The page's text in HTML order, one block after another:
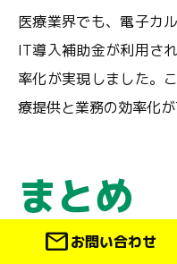
医療業界でも、電子カ
IT導入補助金が利用さ
率化が実現しました。
療提供と業務の効率化が
まとめ
mailお問い合わせ